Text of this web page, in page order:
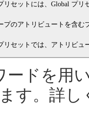
リセットには、Global プ
プのアトリビュートを含
リセットでは、アトリビュ
ードを用
す。詳